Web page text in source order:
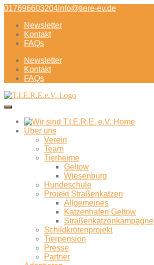
Direkt
Inhalt
017696603204info@tiere-ev.de
Newsletter
Kontakt
FAQs
Newsletter
Kontakt
FAQs
Über uns
Verein
Team
Tierheime
Geltow
Wiesenburg
Hundeschule
Projekt Straßenkatzen
Allgemeines
Katzenhafen Geltow
Straßenkatzenkampagne
Schildkrötenprojekt
Tierpension
Presse
Partner